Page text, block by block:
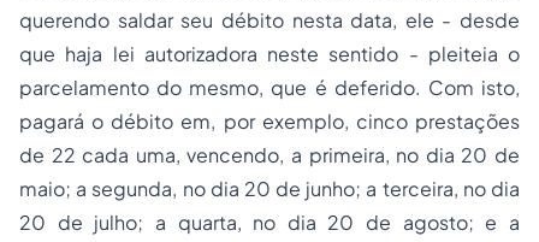
querendo saldar seu débito nesta data, ele - desde
que haja lei autorizadora neste sentido - pleiteia o
parcelamento do mesmo, que é deferido. Com isto,
pagará o débito em, por exemplo, cinco prestações
de 22 cada uma, vencendo, a primeira, no dia 20 de
maio; a segunda, no dia 20 de junho; a terceira, no dia
20 de julho; a quarta, no dia 20 de agosto; e a